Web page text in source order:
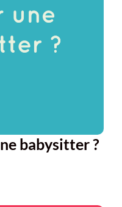
babysitter ?